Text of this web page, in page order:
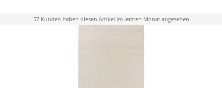
57 Kunden haben diesen Artikel im letzten Monat angesehen